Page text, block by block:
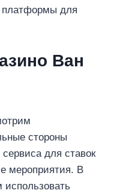
платформы для
Ван
стороны
для ставок
мероприятия. В